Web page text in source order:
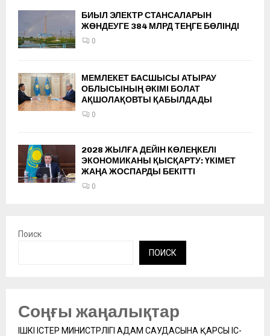
БИЫЛ ЭЛЕКТР СТАНСАЛАРЫН
ЖӨНДЕУГЕ 384 МЛРД ТЕҢГЕ БӨЛІНДІ
0
МЕМЛЕКЕТ БАСШЫСЫ АТЫРАУ
ОБЛЫСЫНЫҢ ӘКІМІ БОЛАТ
АҚШОЛАҚОВТЫ ҚАБЫЛДАДЫ
0
2028 ЖЫЛҒА ДЕЙІН КӨЛЕҢКЕЛІ
ЭКОНОМИКАНЫ ҚЫСҚАРТУ: ҮКІМЕТ
ЖАҢА ЖОСПАРДЫ БЕКІТТІ
0
Поиск
ПОИСК
Соңғы жаңалықтар
ІШКІ ІСТЕР МИНИСТРЛІГІ АДАМ САУДАСЫНА ҚАРСЫ ІС-